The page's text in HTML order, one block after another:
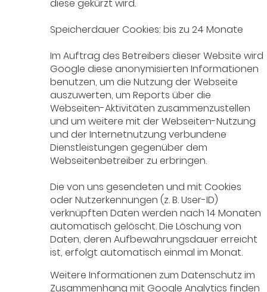
diese gekürzt wird.
Speicherdauer Cookies: bis zu 24 Monate
Im Auftrag des Betreibers dieser Website wird
Google diese anonymisierten Informationen
benutzen, um die Nutzung der Webseite
auszuwerten, um Reports über die
Webseiten-Aktivitäten zusammenzustellen
und um weitere mit der Webseiten-Nutzung
und der Internetnutzung verbundene
Dienstleistungen gegenüber dem
Webseitenbetreiber zu erbringen.
Die von uns gesendeten und mit Cookies
oder Nutzerkennungen (z. B. User-ID)
verknüpften Daten werden nach 14 Monaten
automatisch gelöscht. Die Löschung von
Daten, deren Aufbewahrungsdauer erreicht
ist, erfolgt automatisch einmal im Monat.
Weitere Informationen zum Datenschutz im
Zusammenhang mit Google Analytics finden